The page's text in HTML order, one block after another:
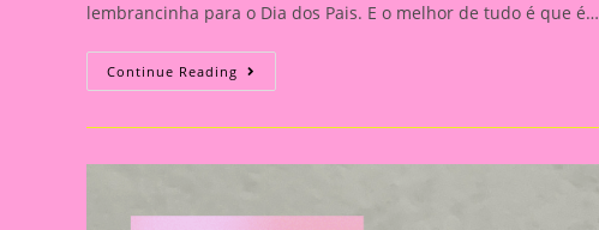
lembrancinha para o Dia dos Pais. E o melhor de tudo é que é…
Continue Reading Lembrancinha
Fácil
Dos